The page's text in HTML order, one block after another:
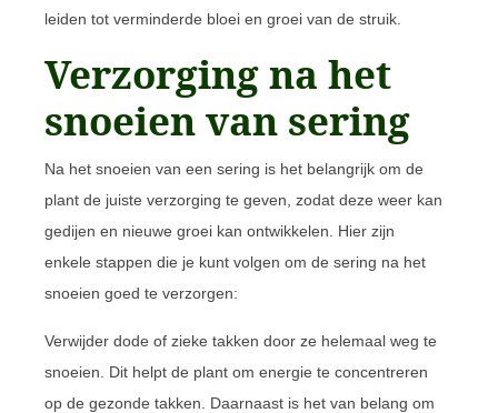
leiden tot verminderde bloei en groei van de struik.
Verzorging na het
snoeien van sering
Na het snoeien van een sering is het belangrijk om de
plant de juiste verzorging te geven, zodat deze weer kan
gedijen en nieuwe groei kan ontwikkelen. Hier zijn
enkele stappen die je kunt volgen om de sering na het
snoeien goed te verzorgen:
Verwijder dode of zieke takken door ze helemaal weg te
snoeien. Dit helpt de plant om energie te concentreren
op de gezonde takken. Daarnaast is het van belang om